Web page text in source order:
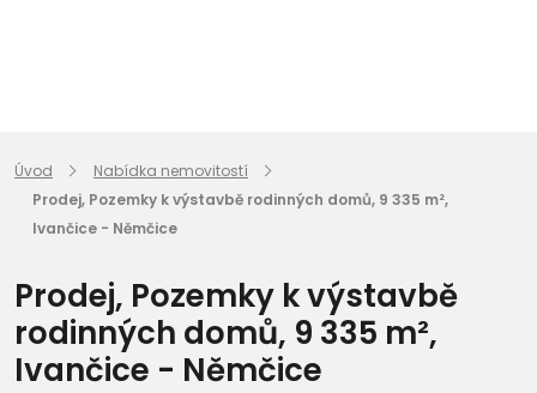
Úvod
Nabídka nemovitostí
Prodej, Pozemky k výstavbě rodinných domů, 9 335 m²,
Ivančice - Němčice
Prodej, Pozemky k výstavbě
rodinných domů, 9 335 m²,
Ivančice - Němčice